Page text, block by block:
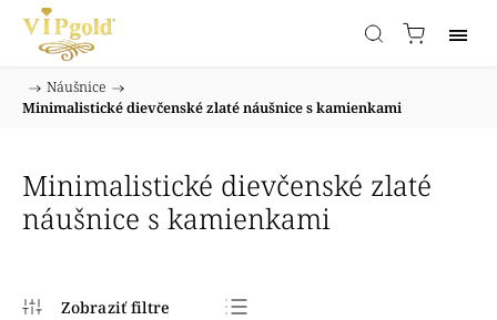
Domov
/ Náušnice /
Minimalistické dievčenské zlaté náušnice s kamienkami
Minimalistické dievčenské zlaté
náušnice s kamienkami